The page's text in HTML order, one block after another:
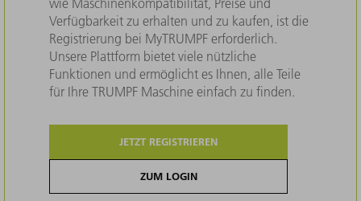
Verfügbarkeit zu erhalten und zu kaufen, ist die
Registrierung bei MyTRUMPF erforderlich.
Unsere Plattform bietet viele nützliche
Funktionen und ermöglicht es Ihnen, alle Teile
für Ihre TRUMPF Maschine einfach zu finden.
JETZT REGISTRIEREN
ZUM LOGIN